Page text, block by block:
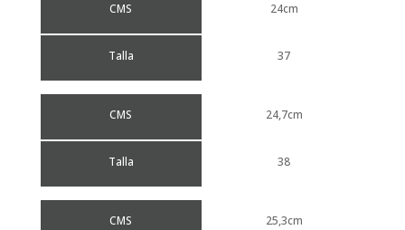
CMS
Talla
24cm
37
CMS
Talla
24,7cm
38
CMS 25,3cm